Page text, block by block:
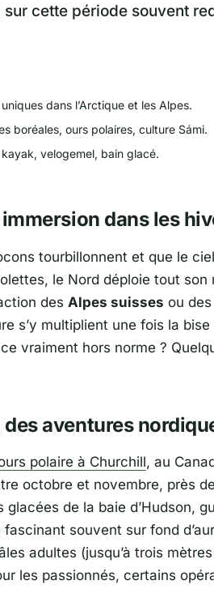
cette période souvent
dans l’Arctique et les Alpes.
boréales, ours polaires, culture Sámi.
velogemel, bain glacé.
immersion dans les
tourbillonnent et que le
le Nord déploie tout son
des Alpes suisses ou
s’y multiplient une fois la
vraiment hors norme ?
des aventures
polaire à Churchill, au
octobre et novembre, près
de la baie d’Hudson,
souvent sur fond
adultes (jusqu’à trois
les passionnés, certains